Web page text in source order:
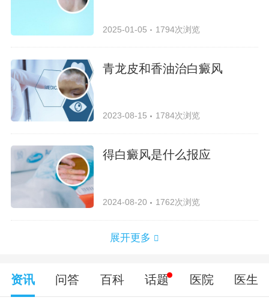
2025-01-05 1794次浏览
青龙皮和香油治白癜风
2023-08-15 1784次浏览
得白癜风是什么报应
2024-08-20 1762次浏览
展开更多
资讯 问答 百科 话题 医院 医生